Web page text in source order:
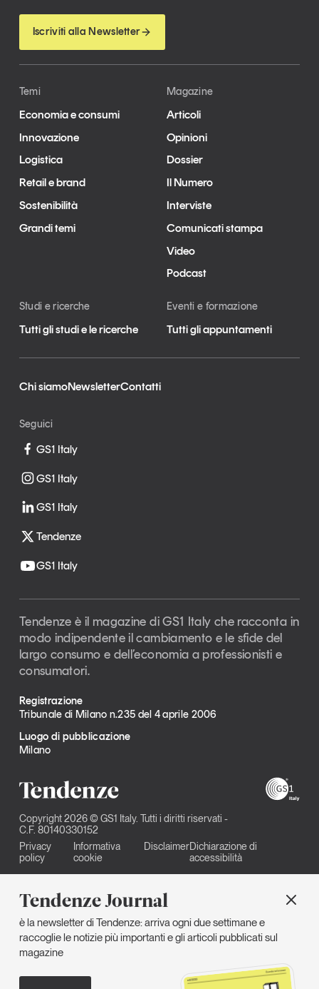
Tendenze Journal
è la newsletter di Tendenze: arriva ogni due settimane e
raccoglie le notizie più importanti e gli articoli pubblicati sul
magazine
Iscriviti alla Newsletter
Temi
Economia e consumi
Innovazione
Logistica
Retail e brand
Sostenibilità
Grandi temi
Magazine
Articoli
Opinioni
Dossier
Il Numero
Interviste
Comunicati stampa
Video
Podcast
Studi e ricerche
Tutti gli studi e le ricerche
Eventi e formazione
Tutti gli appuntamenti
Chi siamoNewsletterContatti
Seguici
GS1 Italy
GS1 Italy
GS1 Italy
Tendenze
GS1 Italy
Tendenze è il magazine di GS1 Italy che racconta in
modo indipendente il cambiamento e le sfide del
largo consumo e dell’economia a professionisti e
consumatori.
Registrazione
Tribunale di Milano n.235 del 4 aprile 2006
Luogo di pubblicazione
Milano
Copyright 2026 © GS1 Italy. Tutti i diritti riservati -
C.F. 80140330152
Privacy
policy
Informativa
cookie
DisclaimerDichiarazione di
accessibilità